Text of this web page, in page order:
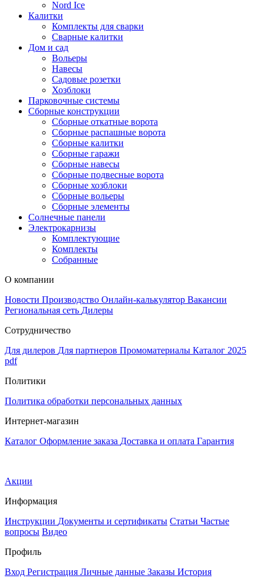
Nord Ice
Калитки
Комплекты для сварки
Сварные калитки
Дом и сад
Вольеры
Навесы
Садовые розетки
Хозблоки
Парковочные системы
Сборные конструкции
Сборные откатные ворота
Сборные распашные ворота
Сборные калитки
Сборные гаражи
Сборные навесы
Сборные подвесные ворота
Сборные хозблоки
Сборные вольеры
Сборные элементы
Солнечные панели
Электрокарнизы
Комплектующие
Комплекты
Собранные
О компании
Новости Производство Онлайн-калькулятор Вакансии
Региональная сеть Дилеры
Сотрудничество
Для дилеров Для партнеров Промоматериалы Каталог 2025
pdf
Политики
Политика обработки персональных данных
Интернет-магазин
Каталог Оформление заказа Доставка и оплата Гарантия
Акции
Информация
Инструкции Документы и сертификаты Статьи Частые
вопросы Видео
Профиль
Вход Регистрация Личные данные Заказы История